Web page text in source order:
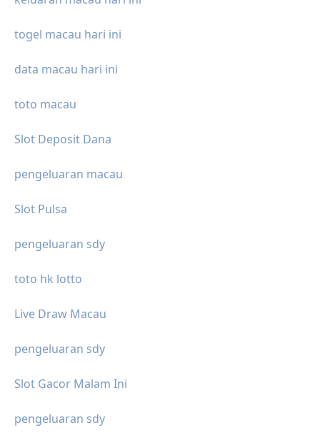
togel macau hari ini
data macau hari ini
toto macau
Slot Deposit Dana
pengeluaran macau
Slot Pulsa
pengeluaran sdy
toto hk lotto
Live Draw Macau
pengeluaran sdy
Slot Gacor Malam Ini
pengeluaran sdy